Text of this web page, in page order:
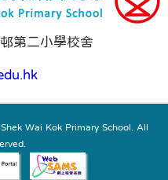
第二小學校舍
Wai Kok Primary School. All